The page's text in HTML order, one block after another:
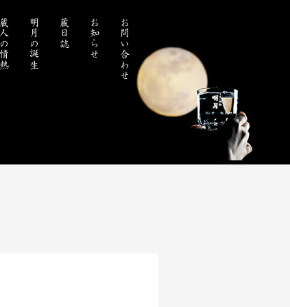
蔵人の情熱 明月の誕生 蔵日誌 お知らせ お問い合わせ